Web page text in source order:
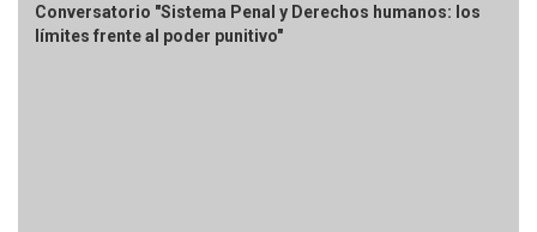
Conversatorio "Sistema Penal y Derechos humanos: los
límites frente al poder punitivo"